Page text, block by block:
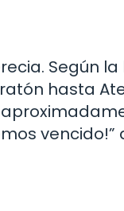
Según
hasta